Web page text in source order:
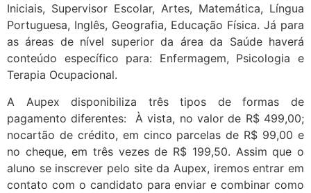
Iniciais, Supervisor Escolar, Artes, Matemática, Língua
Portuguesa, Inglês, Geografia, Educação Física. Já para
as áreas de nível superior da área da Saúde haverá
conteúdo específico para: Enfermagem, Psicologia e
Terapia Ocupacional.
A Aupex disponibiliza três tipos de formas de
pagamento diferentes: À vista, no valor de R$ 499,00;
nocartão de crédito, em cinco parcelas de R$ 99,00 e
no cheque, em três vezes de R$ 199,50. Assim que o
aluno se inscrever pelo site da Aupex, iremos entrar em
contato com o candidato para enviar e combinar como